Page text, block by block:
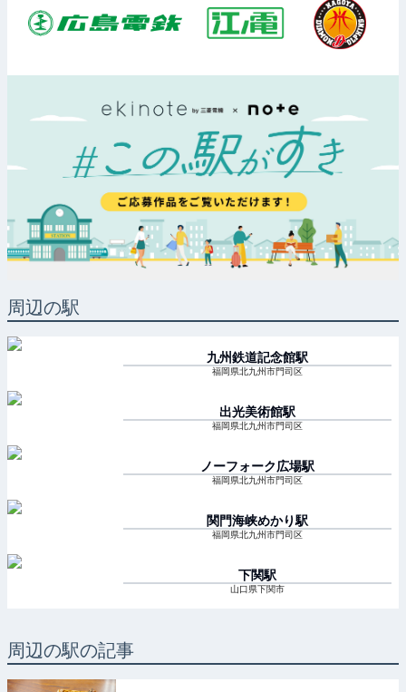
周辺の駅
九州鉄道記念館駅
福岡県北九州市門司区
出光美術館駅
福岡県北九州市門司区
ノーフォーク広場駅
福岡県北九州市門司区
関門海峡めかり駅
福岡県北九州市門司区
下関駅
山口県下関市
周辺の駅の記事